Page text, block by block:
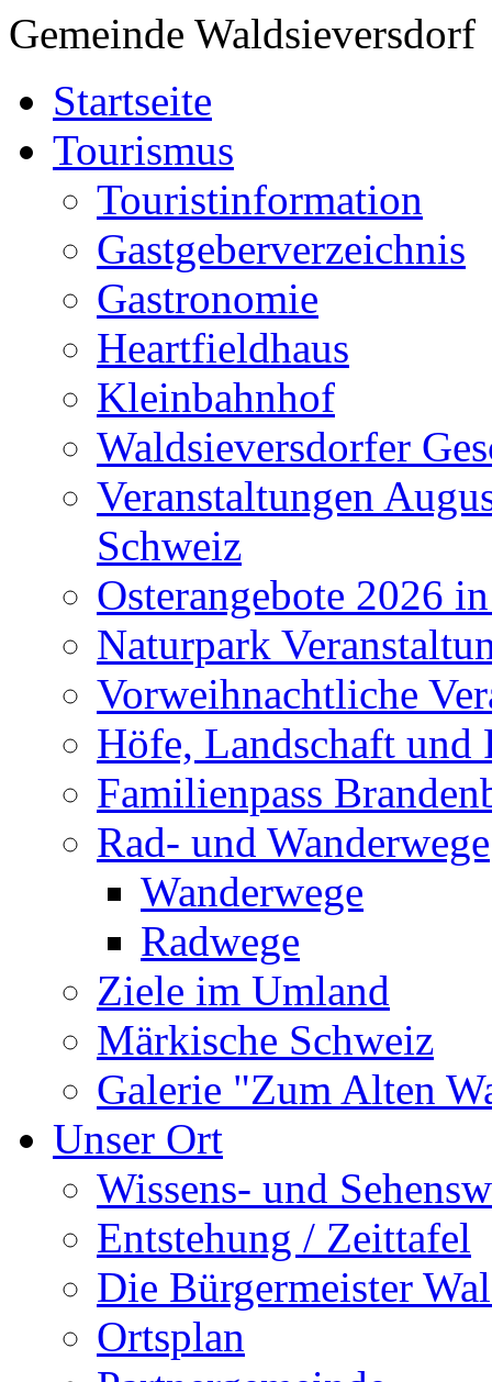
Gemeinde Waldsieversdorf
Startseite
Tourismus
Touristinformation
Gastgeberverzeichnis
Gastronomie
Heartfieldhaus
Kleinbahnhof
Waldsieversdorfer
Veranstaltungen
Schweiz
Osterangebote 2026
Naturpark
Vorweihnachtliche
Höfe, Landschaft und
Familienpass
Rad- und Wanderwege
Wanderwege
Radwege
Ziele im Umland
Märkische Schweiz
Galerie "Zum Alten
Unser Ort
Wissens- und
Entstehung / Zeittafel
Die Bürgermeister
Ortsplan